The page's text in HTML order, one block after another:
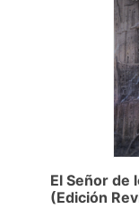
El Señor de
(Edición